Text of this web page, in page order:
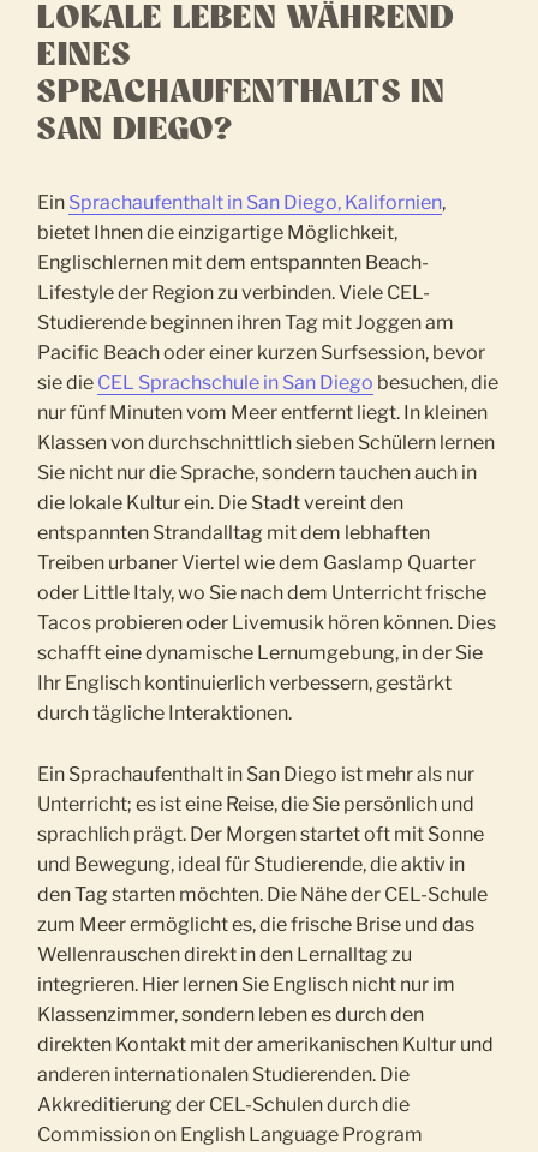
LOKALE LEBEN WÄHREND
EINES
SPRACHAUFENTHALTS IN
SAN DIEGO?
Ein Sprachaufenthalt in San Diego, Kalifornien,
bietet Ihnen die einzigartige Möglichkeit,
Englischlernen mit dem entspannten Beach-
Lifestyle der Region zu verbinden. Viele CEL-
Studierende beginnen ihren Tag mit Joggen am
Pacific Beach oder einer kurzen Surfsession, bevor
sie die CEL Sprachschule in San Diego besuchen, die
nur fünf Minuten vom Meer entfernt liegt. In kleinen
Klassen von durchschnittlich sieben Schülern lernen
Sie nicht nur die Sprache, sondern tauchen auch in
die lokale Kultur ein. Die Stadt vereint den
entspannten Strandalltag mit dem lebhaften
Treiben urbaner Viertel wie dem Gaslamp Quarter
oder Little Italy, wo Sie nach dem Unterricht frische
Tacos probieren oder Livemusik hören können. Dies
schafft eine dynamische Lernumgebung, in der Sie
Ihr Englisch kontinuierlich verbessern, gestärkt
durch tägliche Interaktionen.
Ein Sprachaufenthalt in San Diego ist mehr als nur
Unterricht; es ist eine Reise, die Sie persönlich und
sprachlich prägt. Der Morgen startet oft mit Sonne
und Bewegung, ideal für Studierende, die aktiv in
den Tag starten möchten. Die Nähe der CEL-Schule
zum Meer ermöglicht es, die frische Brise und das
Wellenrauschen direkt in den Lernalltag zu
integrieren. Hier lernen Sie Englisch nicht nur im
Klassenzimmer, sondern leben es durch den
direkten Kontakt mit der amerikanischen Kultur und
anderen internationalen Studierenden. Die
Akkreditierung der CEL-Schulen durch die
Commission on English Language Program